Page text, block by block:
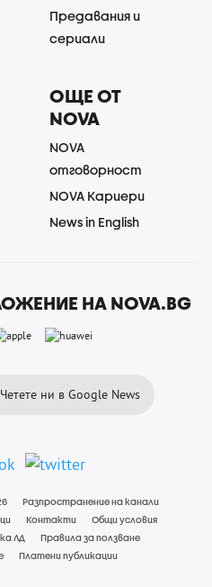
Предавания и
сериали
ОЩЕ ОТ
NOVA
NOVA
отговорност
NOVA Кариери
News in English
НА NOVA.BG
Четете ни в Google News
Разпространение на канали
Контакти
Общи условия
ЛД
Правила за ползване
Платени публикации